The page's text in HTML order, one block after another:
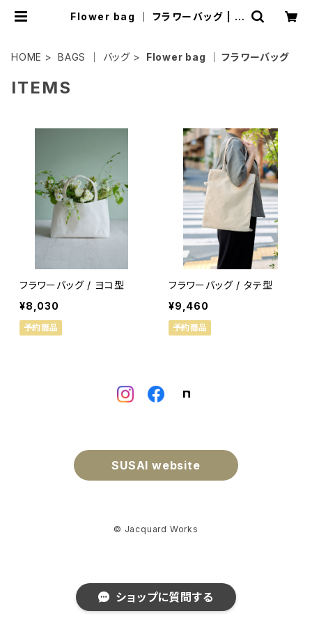
Flower bag ｜ フラワーバッグ | J
HOME BAGS ｜ バッグ Flower bag ｜ フラワーバッグ
ITEMS
フラワーバッグ / ヨコ型
¥8,030
予約商品
フラワーバッグ / タテ型
¥9,460
予約商品
SUSAI website
© Jacquard Works
ショップに質問する